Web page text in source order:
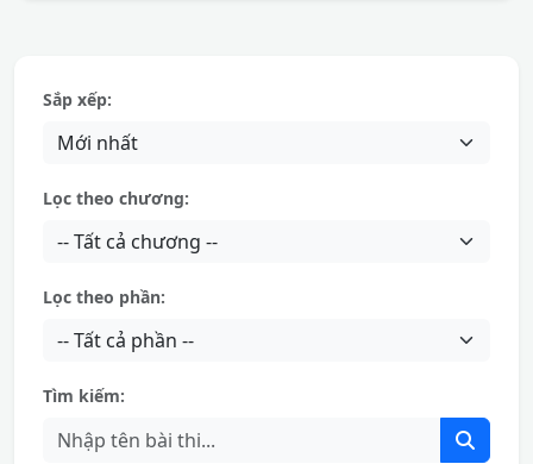
Sắp xếp:
Lọc theo chương:
Lọc theo phần:
Tìm kiếm: